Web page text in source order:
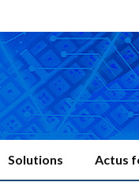
Solutions Actus